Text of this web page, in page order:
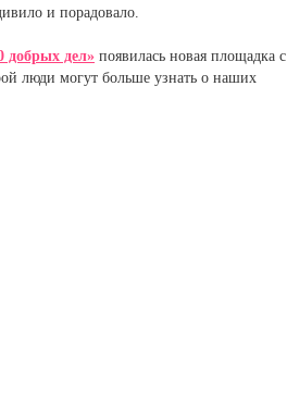
и порадовало.
добрых дел» появилась новая площадка с
люди могут больше узнать о наших